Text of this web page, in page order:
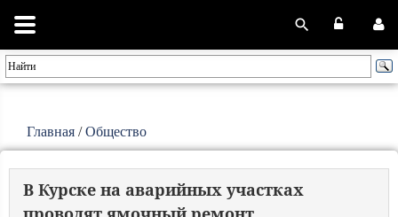
Главная /Общество
В Курске на аварийных участках